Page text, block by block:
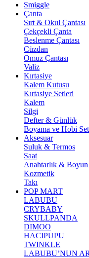
Smiggle
Çanta
Sırt & Okul Çantası
Çekçekli Çanta
Beslenme Çantası
Cüzdan
Omuz Çantası
Valiz
Kırtasiye
Kalem Kutusu
Kırtasiye Setleri
Kalem
Silgi
Defter & Günlük
Boyama ve Hobi
Aksesuar
Suluk & Termos
Saat
Anahtarlık & Boyun
Kozmetik
Takı
POP MART
LABUBU
CRYBABY
SKULLPANDA
DIMOO
HACIPUPU
TWINKLE
LABUBU’NUN